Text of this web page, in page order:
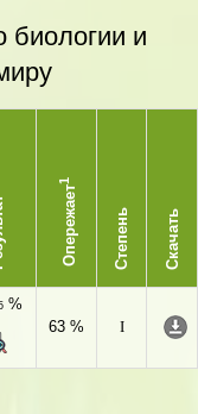
биологии и
Опережает
1
Степень Скачать
%
63 %
I